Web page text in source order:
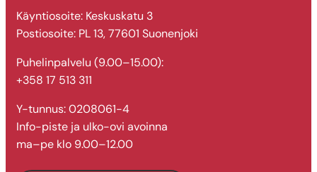
Käyntiosoite: Keskuskatu 3
Postiosoite: PL 13, 77601 Suonenjoki
Puhelinpalvelu (9.00–15.00):
+358 17 513 311
Y-tunnus: 0208061-4
Info-piste ja ulko-ovi avoinna
ma–pe klo 9.00–12.00